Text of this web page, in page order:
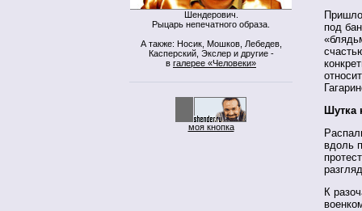
Шендерович.
Рыцарь непечатного образа.
А также: Носик, Мошков, Лебедев,
Касперский, Экслер и другие -
в галерее «Человеки»
моя кнопка
под
Шутка
вдоль
К